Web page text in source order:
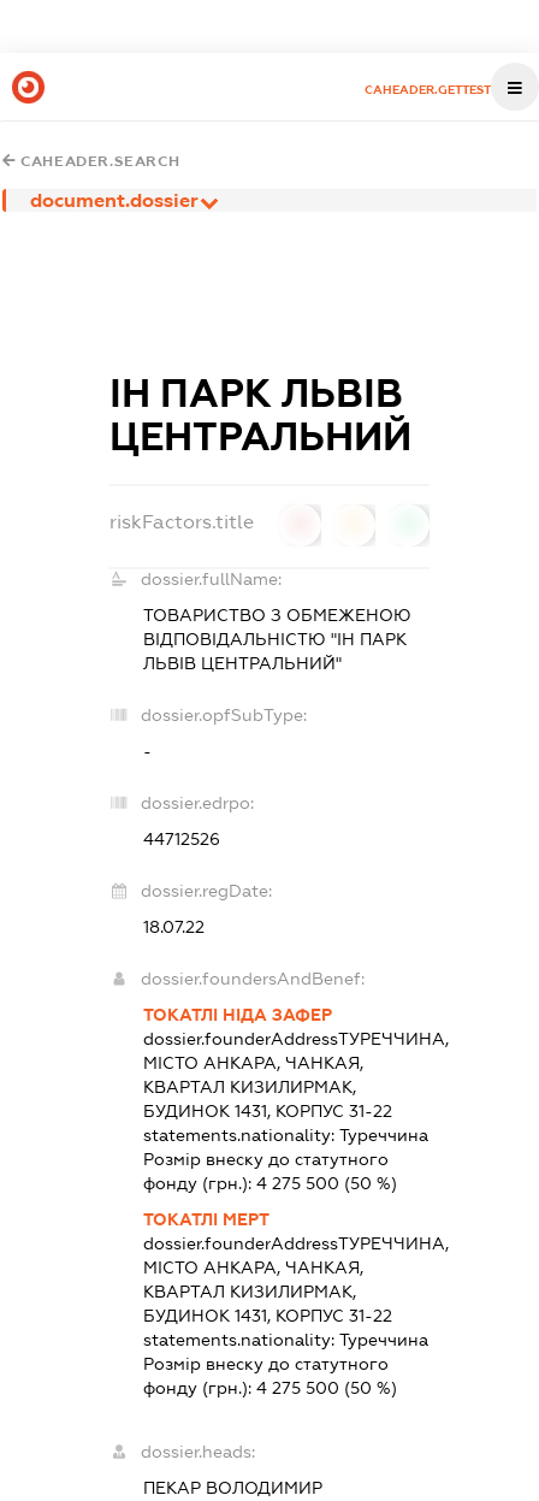
CAHEADER.GETTEST
CAHEADER.SEARCH
document.dossier
ІН ПАРК ЛЬВІВ
ЦЕНТРАЛЬНИЙ
riskFactors.title
dossier.fullName:
ТОВАРИСТВО З ОБМЕЖЕНОЮ
ВІДПОВІДАЛЬНІСТЮ "ІН ПАРК
ЛЬВІВ ЦЕНТРАЛЬНИЙ"
dossier.opfSubType:
-
dossier.edrpo:
44712526
dossier.regDate:
18.07.22
dossier.foundersAndBenef:
ТОКАТЛІ НІДА ЗАФЕР
dossier.founderAddressТУРЕЧЧИНА,
МІСТО АНКАРА, ЧАНКАЯ,
КВАРТАЛ КИЗИЛИРМАК,
БУДИНОК 1431, КОРПУС 31-22
statements.nationality:Туреччина
Розмір внеску до статутного
фонду (грн.):4 275 500 (50 %)
ТОКАТЛІ МЕРТ
dossier.founderAddressТУРЕЧЧИНА,
МІСТО АНКАРА, ЧАНКАЯ,
КВАРТАЛ КИЗИЛИРМАК,
БУДИНОК 1431, КОРПУС 31-22
statements.nationality:Туреччина
Розмір внеску до статутного
фонду (грн.):4 275 500 (50 %)
dossier.heads:
ПЕКАР ВОЛОДИМИР